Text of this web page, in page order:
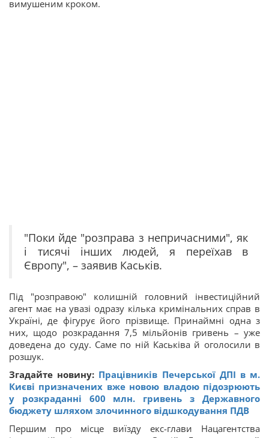
вимушеним кроком.
"Поки йде "розправа з непричасними", як
і тисячі інших людей, я переїхав в
Європу", – заявив Каськів.
Під "розправою" колишній головний інвестиційний
агент має на увазі одразу кілька кримінальних справ в
Україні, де фігурує його прізвище. Принаймні одна з
них, щодо розкрадання 7,5 мільйонів гривень – уже
доведена до суду. Саме по ній Каськіва й оголосили в
розшук.
Згадайте новину: Працівників Печерської ДПІ в м.
Києві призначених вже новою владою підозрюють
у розкраданні 600 млн. гривень з Державного
бюджету шляхом злочинного відшкодування ПДВ
Першим про місце виїзду екс-глави Нацагентства